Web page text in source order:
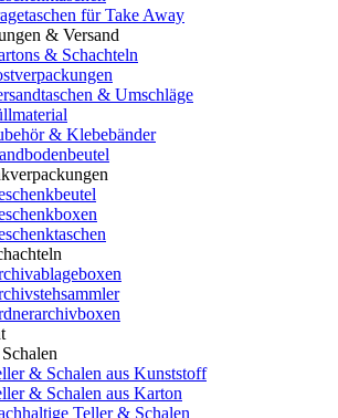
für Take Away
& Versand
& Schachteln
& Umschläge
& Klebebänder
& Schalen aus Kunststoff
& Schalen aus Karton
Teller & Schalen